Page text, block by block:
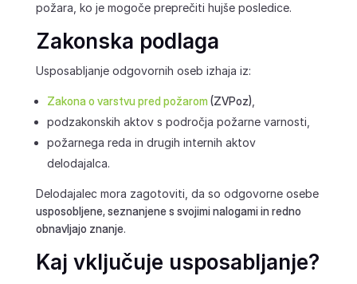
požara, ko je mogoče preprečiti hujše posledice.
Zakonska podlaga
Usposabljanje odgovornih oseb izhaja iz:
Zakona o varstvu pred požarom(ZVPoz),
podzakonskih aktov s področja požarne varnosti,
požarnega reda in drugih internih aktov
delodajalca.
Delodajalec mora zagotoviti, da so odgovorne osebe
usposobljene, seznanjene s svojimi nalogami in redno
obnavljajo znanje.
Kaj vključuje usposabljanje?